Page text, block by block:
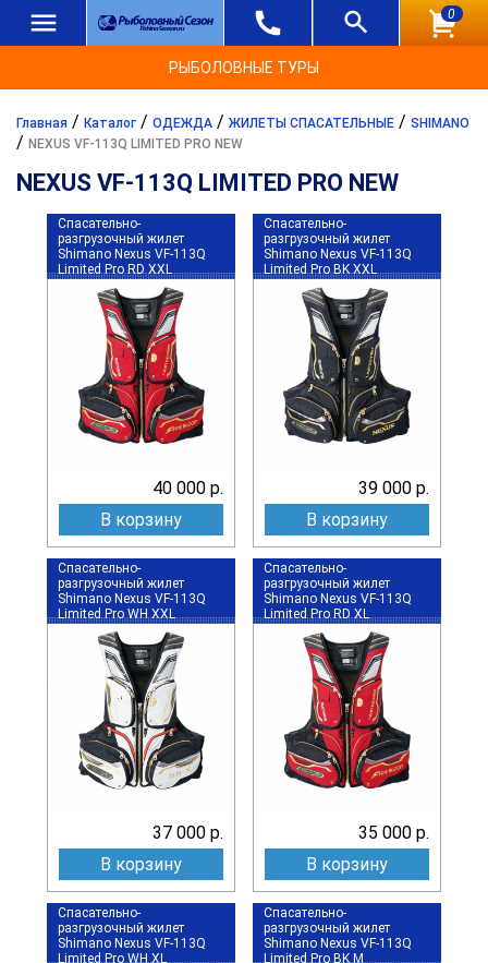
0
РЫБОЛОВНЫЕ ТУРЫ
Главная / Каталог / ОДЕЖДА / ЖИЛЕТЫ СПАСАТЕЛЬНЫЕ / SHIMANO
/ NEXUS VF-113Q LIMITED PRO NEW
NEXUS VF-113Q LIMITED PRO NEW
Спасательно-
разгрузочный жилет
Shimano Nexus VF-113Q
Limited Pro RD XXL
40 000 р.
В корзину
Спасательно-
разгрузочный жилет
Shimano Nexus VF-113Q
Limited Pro BK XXL
39 000 р.
В корзину
Спасательно-
разгрузочный жилет
Shimano Nexus VF-113Q
Limited Pro WH XXL
37 000 р.
В корзину
Спасательно-
разгрузочный жилет
Shimano Nexus VF-113Q
Limited Pro RD XL
35 000 р.
В корзину
Спасательно-
разгрузочный жилет
Shimano Nexus VF-113Q
Limited Pro WH XL
Спасательно-
разгрузочный жилет
Shimano Nexus VF-113Q
Limited Pro BK M